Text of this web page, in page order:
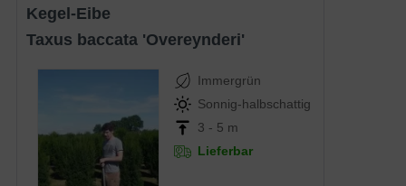
Kegel-Eibe
Taxus baccata 'Overeynderi'
Immergrün
Sonnig-halbschattig
3 - 5 m
Lieferbar